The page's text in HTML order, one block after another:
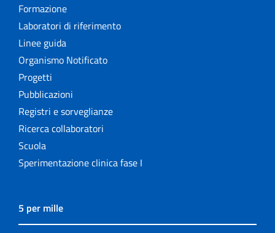
Formazione
Laboratori di riferimento
Linee guida
Organismo Notificato
Progetti
Pubblicazioni
Registri e sorveglianze
Ricerca collaboratori
Scuola
Sperimentazione clinica fase I
5 per mille